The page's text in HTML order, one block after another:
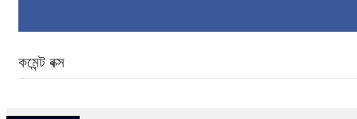
কমেন্ট বক্স